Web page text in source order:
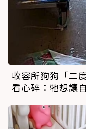
收容所狗狗「二
看心碎：牠想讓